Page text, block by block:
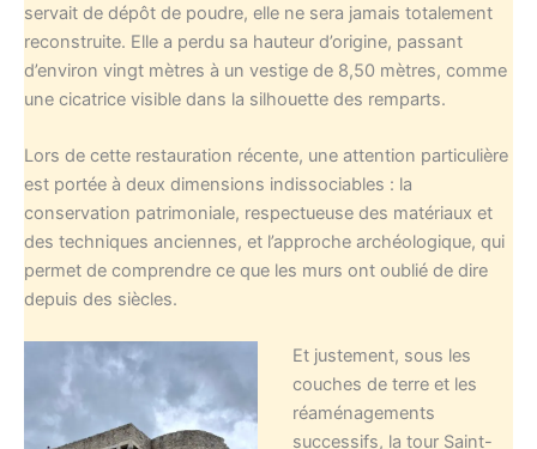
servait de dépôt de poudre, elle ne sera jamais totalement
reconstruite. Elle a perdu sa hauteur d’origine, passant
d’environ vingt mètres à un vestige de 8,50 mètres, comme
une cicatrice visible dans la silhouette des remparts.
Lors de cette restauration récente, une attention particulière
est portée à deux dimensions indissociables : la
conservation patrimoniale, respectueuse des matériaux et
des techniques anciennes, et l’approche archéologique, qui
permet de comprendre ce que les murs ont oublié de dire
depuis des siècles.
Et justement, sous les
couches de terre et les
réaménagements
successifs, la tour Saint-